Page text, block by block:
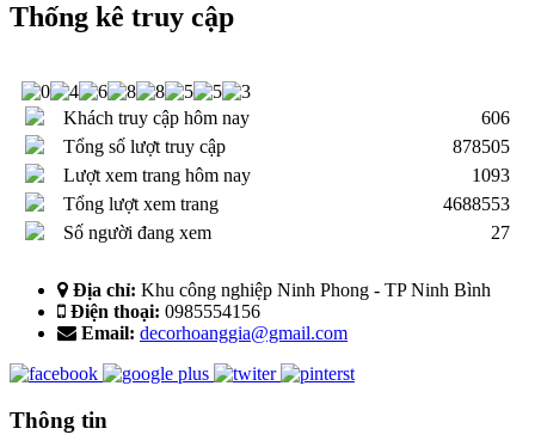
Thống kê truy cập
Khách truy cập hôm nay
606
Tổng số lượt truy cập
878505
Lượt xem trang hôm nay
1093
Tổng lượt xem trang
4688553
Số người đang xem
27
Địa chỉ: Khu công nghiệp Ninh Phong - TP Ninh Bình
Điện thoại: 0985554156
Email: decorhoanggia@gmail.com
Thông tin